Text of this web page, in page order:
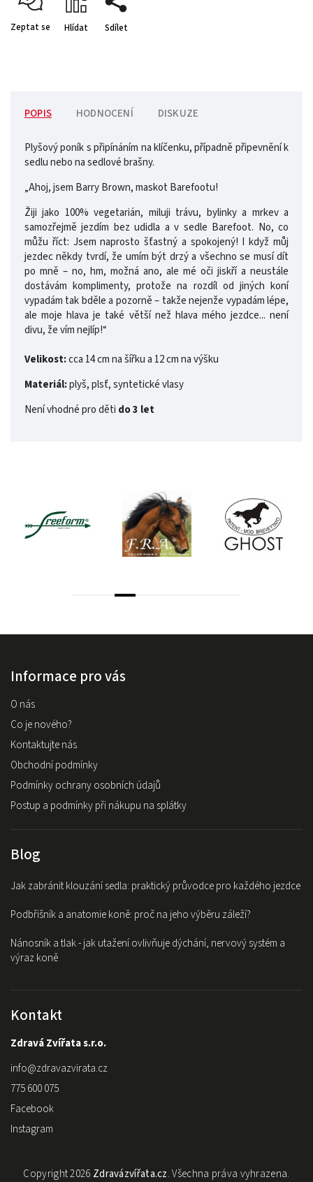
Zeptat se Hlídat Sdílet
POPIS HODNOCENÍ DISKUZE
Plyšový poník s připínáním na klíčenku, případně připevnění k
sedlu nebo na sedlové brašny.
„Ahoj, jsem Barry Brown, maskot Barefootu!
Žiji jako 100% vegetarián, miluji trávu, bylinky a mrkev a
samozřejmě jezdím bez udidla a v sedle Barefoot. No, co
můžu říct: Jsem naprosto šťastný a spokojený! I když můj
jezdec někdy tvrdí, že umím být drzý a všechno se musí dít
po mně – no, hm, možná ano, ale mé oči jiskří a neustále
dostávám komplimenty, protože na rozdíl od jiných koní
vypadám tak bděle a pozorně – takže nejenže vypadám lépe,
ale moje hlava je také větší než hlava mého jezdce... není
divu, že vím nejlíp!“
Velikost:cca 14 cm na šířku a 12 cm na výšku
Materiál:plyš, plsť, syntetické vlasy
Není vhodné pro děti do3 let
Informace pro vás
O nás
Co je nového?
Kontaktujte nás
Obchodní podmínky
Podmínky ochrany osobních údajů
Postup a podmínky při nákupu na splátky
Blog
Jak zabránit klouzání sedla: praktický průvodce pro každého jezdce
Podbřišník a anatomie koně: proč na jeho výběru záleží?
Nánosník a tlak - jak utažení ovlivňuje dýchání, nervový systém a
výraz koně
Kontakt
Zdravá Zvířata s.r.o.
info@zdravazvirata.cz
775 600 075
Facebook
Instagram
Copyright 2026 Zdravázvířata.cz. Všechna práva vyhrazena.